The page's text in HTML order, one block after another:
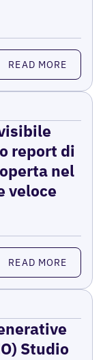
READ MORE
report di
nel
veloce
READ MORE
Studio